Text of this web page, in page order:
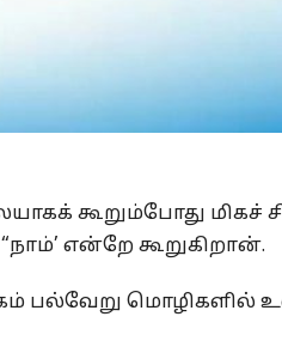
கூறும்போது மிகச்
என்றே கூறுகிறான்.
பல்வேறு மொழிகளில்